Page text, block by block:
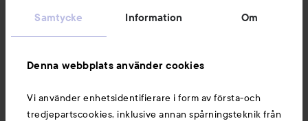
Samtycke Information Om
Denna webbplats använder cookies
Vi använder enhetsidentifierare i form av första-och
tredjepartscookies, inklusive annan spårningsteknik från
Du kanske också gillar